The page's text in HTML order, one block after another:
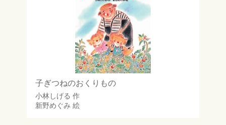
子ぎつねのおくりもの
小林しげる 作
新野めぐみ 絵